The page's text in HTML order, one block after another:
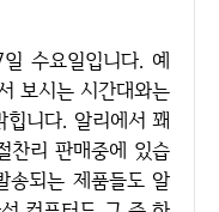
보시는 시간대와는
니다. 알리에서 꽤
찬리 판매중에 있습
송되는 제품들도 알